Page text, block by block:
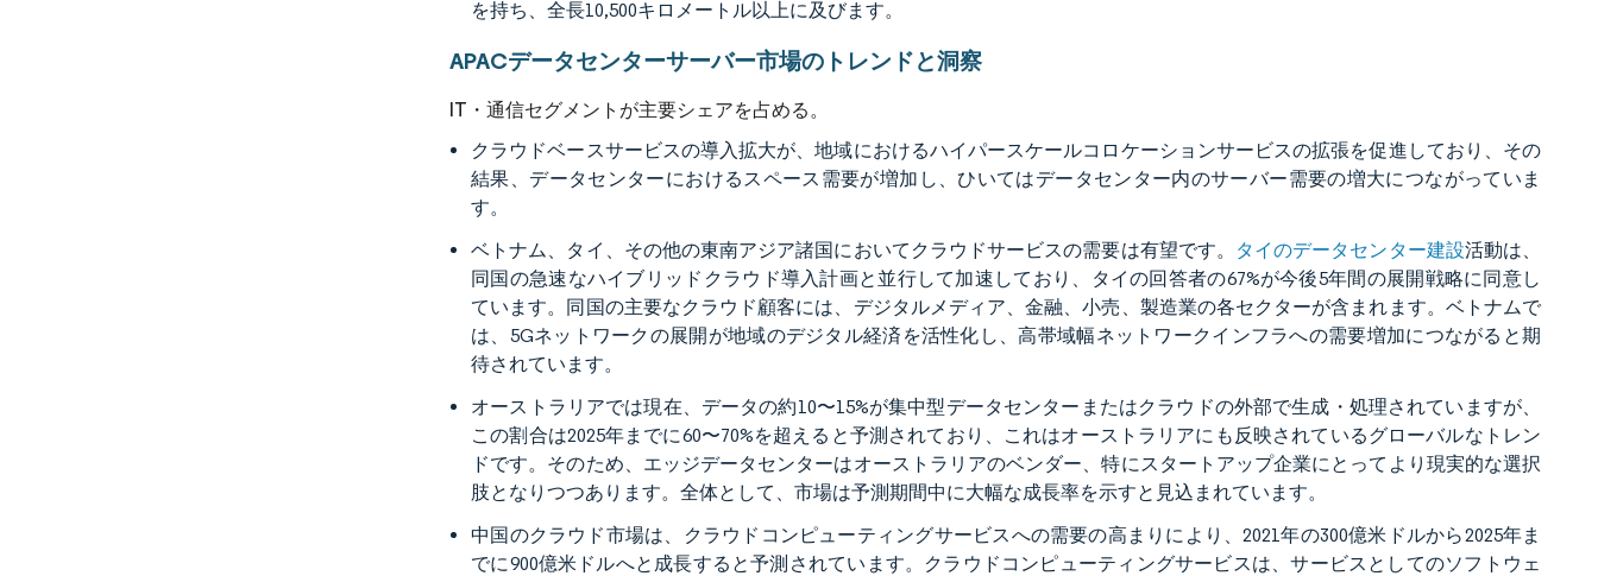
を持ち、全長10,500キロメートル以上に及びます。
APACデータセンターサーバー市場のトレンドと洞察
IT・通信セグメントが主要シェアを占める。
クラウドベースサービスの導入拡大が、地域におけるハイパースケールコロケーションサービスの拡張を促進しており、その
結果、データセンターにおけるスペース需要が増加し、ひいてはデータセンター内のサーバー需要の増大につながっていま
す。
ベトナム、タイ、その他の東南アジア諸国においてクラウドサービスの需要は有望です。
タイのデータセンター建設活動は、
同国の急速なハイブリッドクラウド導入計画と並行して加速しており、タイの回答者の67%が今後5年間の展開戦略に同意し
ています。同国の主要なクラウド顧客には、デジタルメディア、金融、小売、製造業の各セクターが含まれます。ベトナムで
は、5Gネットワークの展開が地域のデジタル経済を活性化し、高帯域幅ネットワークインフラへの需要増加につながると期
待されています。
オーストラリアでは現在、データの約10〜15%が集中型データセンターまたはクラウドの外部で生成・処理されていますが、
この割合は2025年までに60〜70%を超えると予測されており、これはオーストラリアにも反映されているグローバルなトレン
ドです。そのため、エッジデータセンターはオーストラリアのベンダー、特にスタートアップ企業にとってより現実的な選択
肢となりつつあります。全体として、市場は予測期間中に大幅な成長率を示すと見込まれています。
中国のクラウド市場は、クラウドコンピューティングサービスへの需要の高まりにより、2021年の300億米ドルから2025年ま
でに900億米ドルへと成長すると予測されています。クラウドコンピューティングサービスは、サービスとしてのソフトウェ